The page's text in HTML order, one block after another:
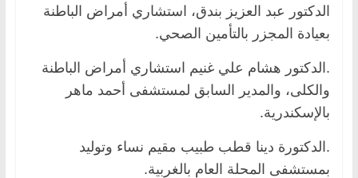
الدكتور عبد العزيز بندق، استشاري أمراض الباطنة
بعيادة المجزر بالتأمين الصحي.
.الدكتور هشام علي غنيم استشاري أمراض الباطنة
والكلى، والمدير السابق لمستشفى أحمد ماهر
بالإسكندرية.
.الدكتورة دينا قطب طبيب مقيم نساء وتوليد
بمستشفى المحلة العام بالغربية.